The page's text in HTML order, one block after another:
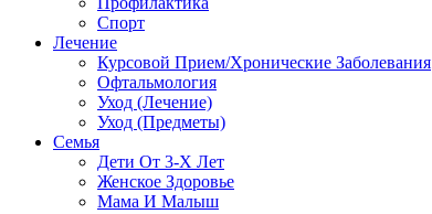
Спорт
Лечение
Курсовой Прием/Хронические Заболевания
Офтальмология
Уход (Лечение)
Уход (Предметы)
Семья
Дети От 3-Х Лет
Женское Здоровье
Мама И Малыш